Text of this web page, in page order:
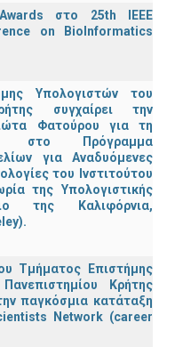
στο 25th IEEE
on BioInformatics
Υπολογιστών του
συγχαίρει την
Φατούρου για τη
στο Πρόγραμμα
για Αναδυόμενες
του Ινστιτούτου
της Υπολογιστικής
της Καλιφόρνια,
Τμήματος Επιστήμης
Κρήτης
παγκόσμια κατάταξη
Network (career